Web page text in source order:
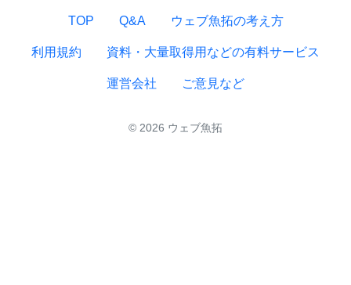
TOP Q&A ウェブ魚拓の考え方
利用規約 資料・大量取得用などの有料サービス
運営会社 ご意見など
© 2026 ウェブ魚拓